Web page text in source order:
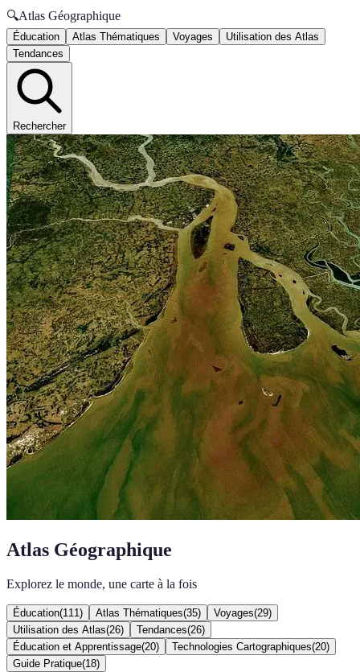
🔍Atlas Géographique
Éducation Atlas Thématiques Voyages
Utilisation des Atlas
Tendances
Rechercher
Atlas Géographique
Explorez le monde, une carte à la fois
Éducation(111 ) Atlas Thématiques(35) Voyages(29)
Utilisation des Atlas(26) Tendances(26)
Éducation et Apprentissage(20) Technologies Cartographiques(20)
Guide Pratique(18)